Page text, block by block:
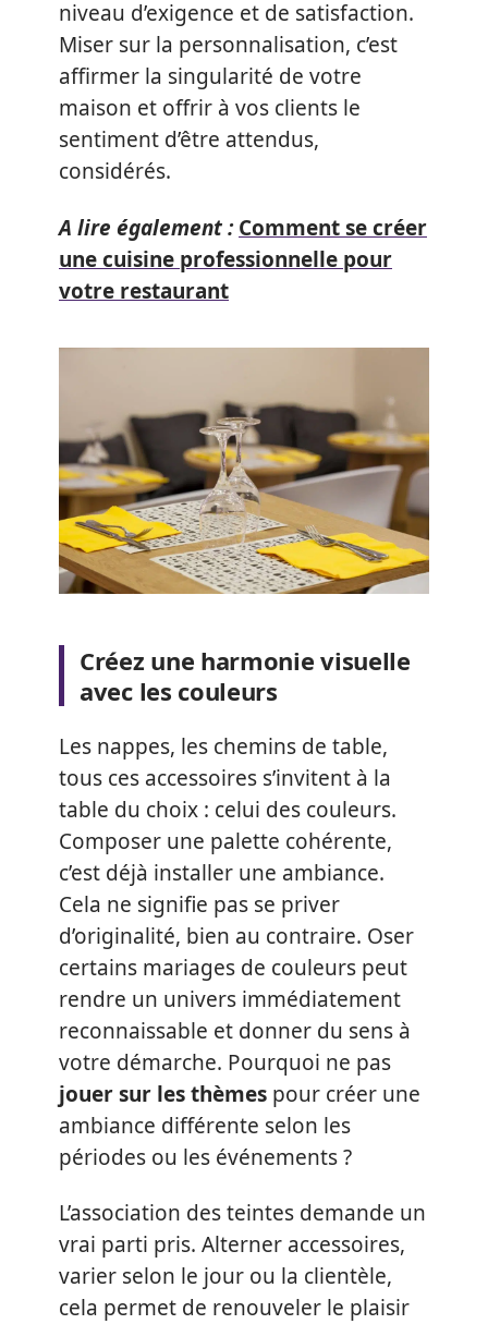
niveau d’exigence et de satisfaction.
Miser sur la personnalisation, c’est
affirmer la singularité de votre
maison et offrir à vos clients le
sentiment d’être attendus,
considérés.
A lire également : Comment se créer
une cuisine professionnelle pour
votre restaurant
Créez une harmonie visuelle
avec les couleurs
Les nappes, les chemins de table,
tous ces accessoires s’invitent à la
table du choix : celui des couleurs.
Composer une palette cohérente,
c’est déjà installer une ambiance.
Cela ne signifie pas se priver
d’originalité, bien au contraire. Oser
certains mariages de couleurs peut
rendre un univers immédiatement
reconnaissable et donner du sens à
votre démarche. Pourquoi ne pas
jouer sur les thèmes pour créer une
ambiance différente selon les
périodes ou les événements ?
L’association des teintes demande un
vrai parti pris. Alterner accessoires,
varier selon le jour ou la clientèle,
cela permet de renouveler le plaisir